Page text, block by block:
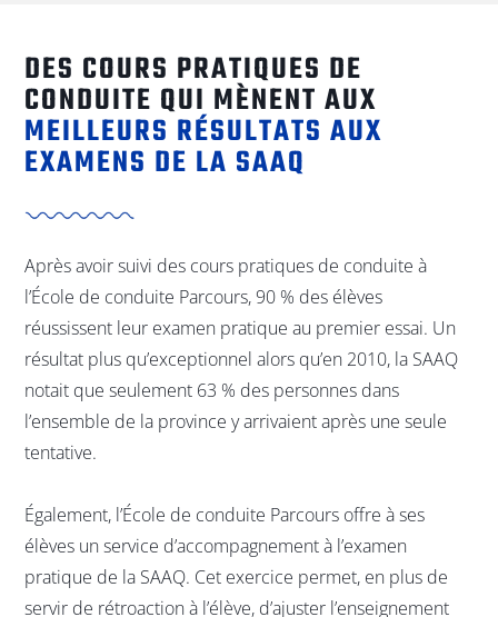
DES COURS PRATIQUES DE
CONDUITE QUI MÈNENT AUX
MEILLEURS RÉSULTATS AUX
EXAMENS DE LA SAAQ
Après avoir suivi des cours pratiques de conduite à
l’École de conduite Parcours, 90 % des élèves
réussissent leur examen pratique au premier essai. Un
résultat plus qu’exceptionnel alors qu’en 2010, la SAAQ
notait que seulement 63 % des personnes dans
l’ensemble de la province y arrivaient après une seule
tentative.
Également, l’École de conduite Parcours offre à ses
élèves un service d’accompagnement à l’examen
pratique de la SAAQ. Cet exercice permet, en plus de
servir de rétroaction à l’élève, d’ajuster l’enseignement